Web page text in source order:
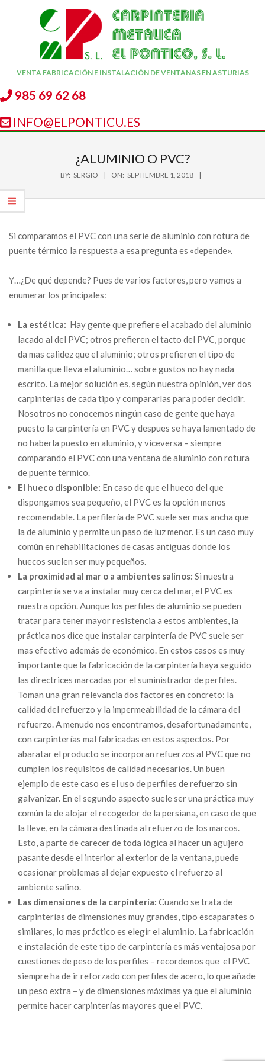
CARPINTERÍA
METÁLICA
EL
PONTICU
VENTA FABRICACIÓN E INSTALACIÓN DE VENTANAS EN ASTURIAS
985 69 62 68
INFO@ELPONTICU.ES
¿ALUMINIO O PVC?
BY: SERGIO ON: SEPTIEMBRE 1, 2018
Si comparamos el PVC con una serie de aluminio con rotura de
puente térmico la respuesta a esa pregunta es «depende».
Y…¿De qué depende? Pues de varios factores, pero vamos a
enumerar los principales:
La estética: Hay gente que prefiere el acabado del aluminio
lacado al del PVC; otros prefieren el tacto del PVC, porque
da mas calidez que el aluminio; otros prefieren el tipo de
manilla que lleva el aluminio… sobre gustos no hay nada
escrito. La mejor solución es, según nuestra opinión, ver dos
carpinterías de cada tipo y compararlas para poder decidir.
Nosotros no conocemos ningún caso de gente que haya
puesto la carpintería en PVC y despues se haya lamentado de
no haberla puesto en aluminio, y viceversa – siempre
comparando el PVC con una ventana de aluminio con rotura
de puente térmico.
El hueco disponible: En caso de que el hueco del que
dispongamos sea pequeño, el PVC es la opción menos
recomendable. La perfilería de PVC suele ser mas ancha que
la de aluminio y permite un paso de luz menor. Es un caso muy
común en rehabilitaciones de casas antiguas donde los
huecos suelen ser muy pequeños.
La proximidad al mar o a ambientes salinos: Si nuestra
carpintería se va a instalar muy cerca del mar, el PVC es
nuestra opción. Aunque los perfiles de aluminio se pueden
tratar para tener mayor resistencia a estos ambientes, la
práctica nos dice que instalar carpintería de PVC suele ser
mas efectivo además de económico. En estos casos es muy
importante que la fabricación de la carpintería haya seguido
las directrices marcadas por el suministrador de perfiles.
Toman una gran relevancia dos factores en concreto: la
calidad del refuerzo y la impermeabilidad de la cámara del
refuerzo. A menudo nos encontramos, desafortunadamente,
con carpinterías mal fabricadas en estos aspectos. Por
abaratar el producto se incorporan refuerzos al PVC que no
cumplen los requisitos de calidad necesarios. Un buen
ejemplo de este caso es el uso de perfiles de refuerzo sin
galvanizar. En el segundo aspecto suele ser una práctica muy
común la de alojar el recogedor de la persiana, en caso de que
la lleve, en la cámara destinada al refuerzo de los marcos.
Esto, a parte de carecer de toda lógica al hacer un agujero
pasante desde el interior al exterior de la ventana, puede
ocasionar problemas al dejar expuesto el refuerzo al
ambiente salino.
Las dimensiones de la carpintería: Cuando se trata de
carpinterías de dimensiones muy grandes, tipo escaparates o
similares, lo mas práctico es elegir el aluminio. La fabricación
e instalación de este tipo de carpintería es más ventajosa por
cuestiones de peso de los perfiles – recordemos que el PVC
siempre ha de ir reforzado con perfiles de acero, lo que añade
un peso extra – y de dimensiones máximas ya que el aluminio
permite hacer carpinterías mayores que el PVC.